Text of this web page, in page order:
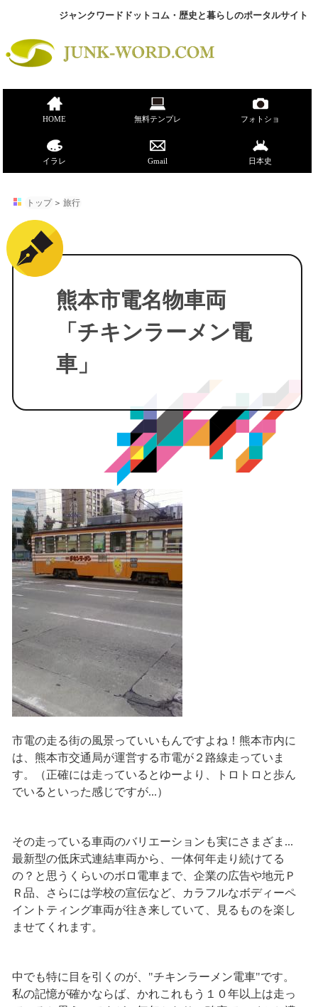
ジャンクワードドットコム・歴史と暮らしのポータルサイト
HOME 無料テンプレ フォトショ
イラレ Gmail 日本史
トップ ＞ 旅行
熊本市電名物車両
「チキンラーメン電
車」
市電の走る街の風景っていいもんですよね！熊本市内に
は、熊本市交通局が運営する市電が２路線走っていま
す。（正確には走っているとゆーより、トロトロと歩ん
でいるといった感じですが...）
その走っている車両のバリエーションも実にさまざま...
最新型の低床式連結車両から、一体何年走り続けてる
の？と思うくらいのボロ電車まで、企業の広告や地元Ｐ
Ｒ品、さらには学校の宣伝など、カラフルなボディーペ
イントティング車両が往き来していて、見るものを楽し
ませてくれます。
中でも特に目を引くのが、"チキンラーメン電車"です。
私の記憶が確かならば、かれこれもう１０年以上は走っ